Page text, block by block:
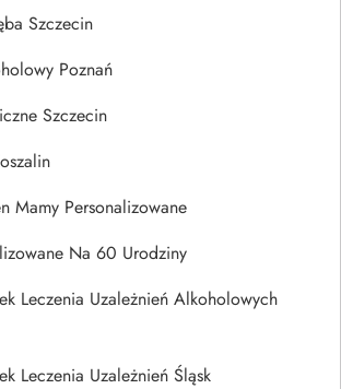
Szczecin
Poznań
Szczecin
Mamy Personalizowane
Na 60 Urodziny
Leczenia Uzależnień Alkoholowych
Leczenia Uzależnień Śląsk